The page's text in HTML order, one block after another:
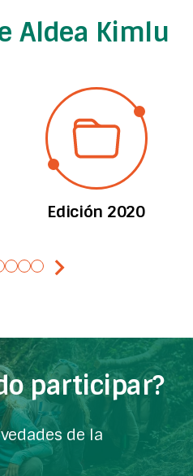
Aldea Kimlu
Edición 2020
chevron_right
participar?
de la